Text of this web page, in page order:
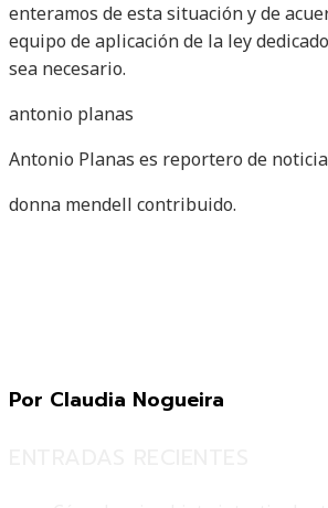
enteramos de esta situación y de
equipo de aplicación de la ley
sea necesario.
antonio planas
Antonio Planas es reportero de
donna mendell contribuido.
Por Claudia Nogueira